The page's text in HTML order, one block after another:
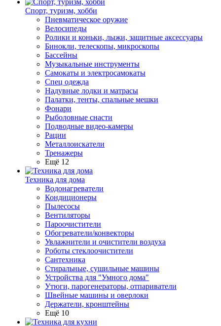
Спорт, туризм, хобби
Пневматическое оружие
Велосипеды
Ролики и коньки, лыжи, защитные аксессуары
Бинокли, телескопы, микроскопы
Бассейны
Музыкальные инструменты
Самокаты и электросамокаты
Спец одежда
Надувные лодки и матрасы
Палатки, тенты, спальные мешки
Фонари
Рыболовные снасти
Подводные видео-камеры
Рации
Металлоискатели
Тренажеры
Ещё 12
Техника для дома
Водонагреватели
Кондиционеры
Пылесосы
Вентиляторы
Пароочистители
Обогреватели/конвекторы
Увлажнители и очистители воздуха
Роботы стеклоочистители
Сантехника
Стиральные, сушильные машины
Устройства для "Умного дома"
Утюги, парогенераторы, отпариватели
Швейные машины и оверлоки
Держатели, кронштейны
Ещё 10